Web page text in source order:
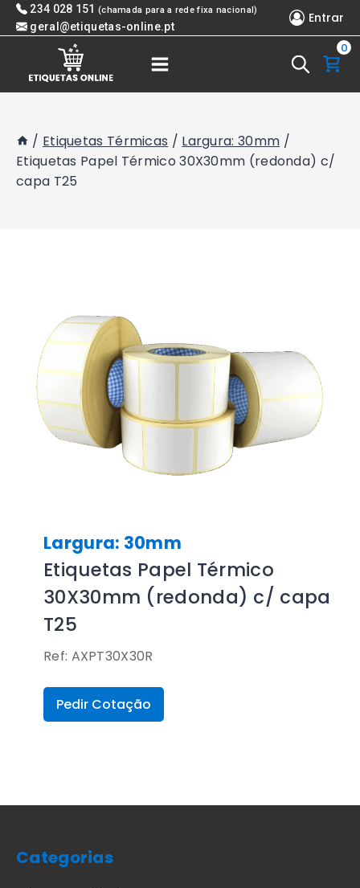
Skip 234 028 151 (chamada para a rede fixa nacional)
geral@etiquetas-online.pt
Entrar
0
/ Etiquetas Térmicas / Largura: 30mm /
Etiquetas Papel Térmico 30X30mm (redonda) c/
capa T25
Largura: 30mm
Etiquetas Papel Térmico
30X30mm (redonda) c/ capa
T25
Ref: AXPT30X30R
Pedir Cotação
Categorias